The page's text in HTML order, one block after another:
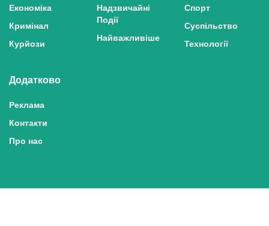
Економіка
Кримінал
Курйози
Надзвичайні
Події
Найважливіше
Спорт
Суспільство
Технології
Додатково
Реклама
Контакти
Про нас